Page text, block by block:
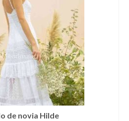
y cesta a juego
de novia Hilde